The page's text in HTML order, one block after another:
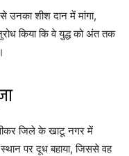
उनका शीश दान में मांगा,
किया कि वे युद्ध को अंत तक
जिले के खाटू नगर में
पर दूध बहाया, जिससे वह